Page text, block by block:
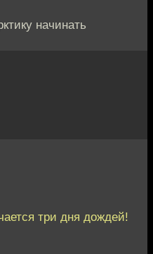
начинать
три дня дождей!